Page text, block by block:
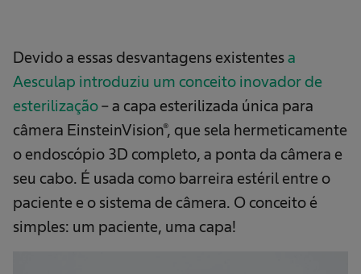
Devido a essas desvantagens existentesa
Aesculap introduziu um conceito inovador de
esterilização– a capa esterilizada única para
câmera EinsteinVision®, que sela hermeticamente
o endoscópio 3D completo, a ponta da câmera e
seu cabo. É usada como barreira estéril entre o
paciente e o sistema de câmera. O conceito é
simples: um paciente, uma capa!